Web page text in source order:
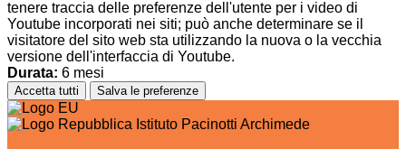
tenere traccia delle preferenze dell'utente per i video di
Youtube incorporati nei siti; può anche determinare se il
visitatore del sito web sta utilizzando la nuova o la vecchia
versione dell'interfaccia di Youtube.
Durata: 6 mesi
Accetta tutti Salva le preferenze
Istituto Pacinotti Archimede